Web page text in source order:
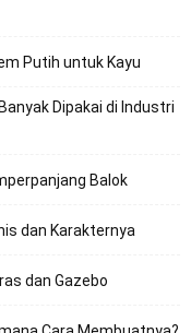
Putih untuk Kayu
Dipakai di Industri
Balok
dan Karakternya
dan Gazebo